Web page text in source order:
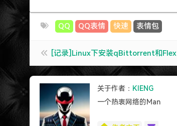
QQ QQ表情 快速 表情包
[记录]Linux下安装qBittorrent和Flex
关于作者： KIENG
一个热衷网络的Man